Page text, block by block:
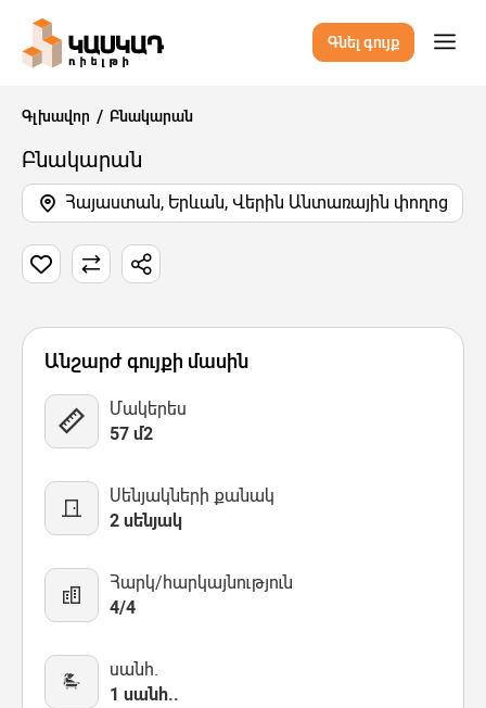
Գնել գույք
Գլխավոր Բնակարան
Բնակարան
Հայաստան, Երևան, Վերին Անտառային փողոց
5 Նկար Քարտեզ
Անշարժ գույքի մասին
Մակերես
57 մ2
Սենյակների քանակ
2 սենյակ
Հարկ/հարկայնություն
4/4
սանհ.
1 սանհ..